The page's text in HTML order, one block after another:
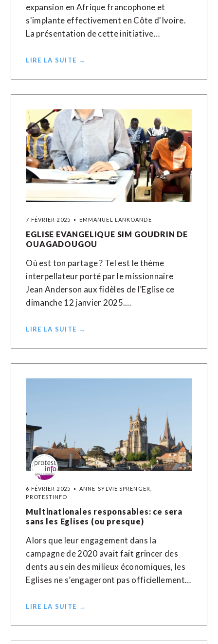
expansion en Afrique francophone et
s'implante effectivement en Côte d'Ivoire.
La présentation de cette initiative…
LIRE LA SUITE →
7 FÉVRIER 2025 EMMANUEL LANKOANDE
EGLISE EVANGELIQUE SIM GOUDRIN DE
OUAGADOUGOU
Où est ton partage ? Tel est le thème
interpellateur porté par le missionnaire
Jean Anderson aux fidèles de l’Eglise ce
dimanche 12 janvier 2025.…
LIRE LA SUITE →
6 FÉVRIER 2025
ANNE-SYLVIE SPRENGER,
PROTESTINFO
Multinationales responsables: ce sera
sans les Eglises (ou presque)
Alors que leur engagement dans la
campagne de 2020 avait fait grincer des
dents au sein des milieux économiques, les
Eglises ne s’engageront pas officiellement…
LIRE LA SUITE →